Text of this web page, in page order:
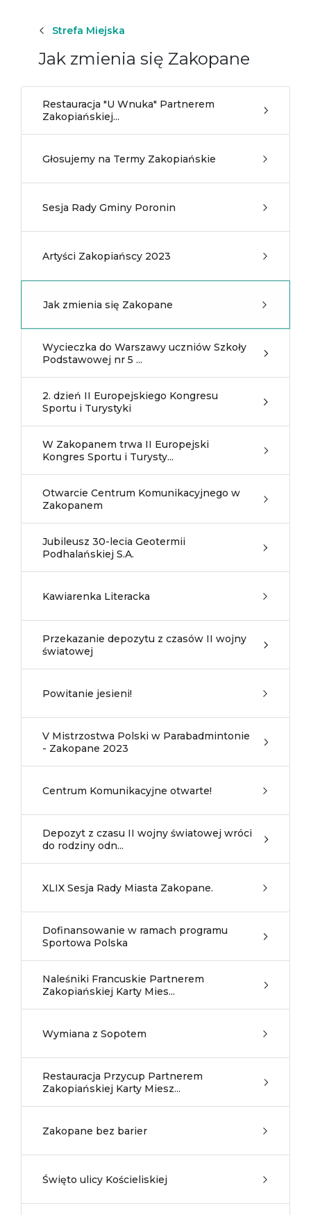
Strefa Miejska
Jak zmienia się Zakopane
Restauracja "U Wnuka" Partnerem
Zakopiańskiej...
Głosujemy na Termy Zakopiańskie
Sesja Rady Gminy Poronin
Artyści Zakopiańscy 2023
Jak zmienia się Zakopane
Wycieczka do Warszawy uczniów Szkoły
Podstawowej nr 5 ...
2. dzień II Europejskiego Kongresu
Sportu i Turystyki
W Zakopanem trwa II Europejski
Kongres Sportu i Turysty...
Otwarcie Centrum Komunikacyjnego w
Zakopanem
Jubileusz 30-lecia Geotermii
Podhalańskiej S.A.
Kawiarenka Literacka
Przekazanie depozytu z czasów II wojny
światowej
Powitanie jesieni!
V Mistrzostwa Polski w Parabadmintonie
- Zakopane 2023
Centrum Komunikacyjne otwarte!
Depozyt z czasu II wojny światowej wróci
do rodziny odn...
XLIX Sesja Rady Miasta Zakopane.
Dofinansowanie w ramach programu
Sportowa Polska
Naleśniki Francuskie Partnerem
Zakopiańskiej Karty Mies...
Wymiana z Sopotem
Restauracja Przycup Partnerem
Zakopiańskiej Karty Miesz...
Zakopane bez barier
Święto ulicy Kościeliskiej